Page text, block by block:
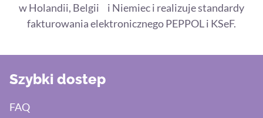
w Holandii, Belgii i Niemiec i realizuje standardy
fakturowania elektronicznego PEPPOL i KSeF.
Szybki dostep
FAQ